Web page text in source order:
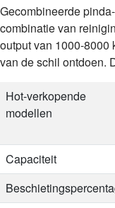
Gecombineerde
combinatie van
output van 1000-8000
van de schil ontdoen.
Hot-verkopende
modellen
Capaciteit